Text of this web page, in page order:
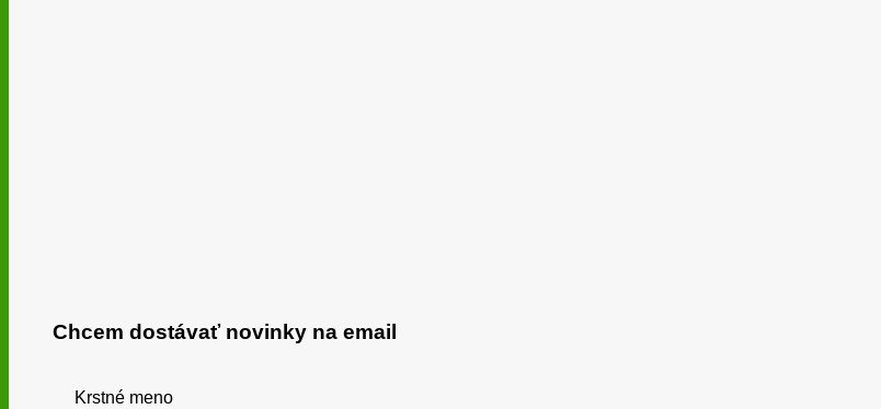
Chcem dostávať novinky na email
Krstné meno